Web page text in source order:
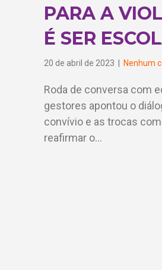
PARA A
É SER
20 de abril de 2023 Nenhum
Roda de conversa com
gestores apontou o
convívio e as trocas
reafirmar o…